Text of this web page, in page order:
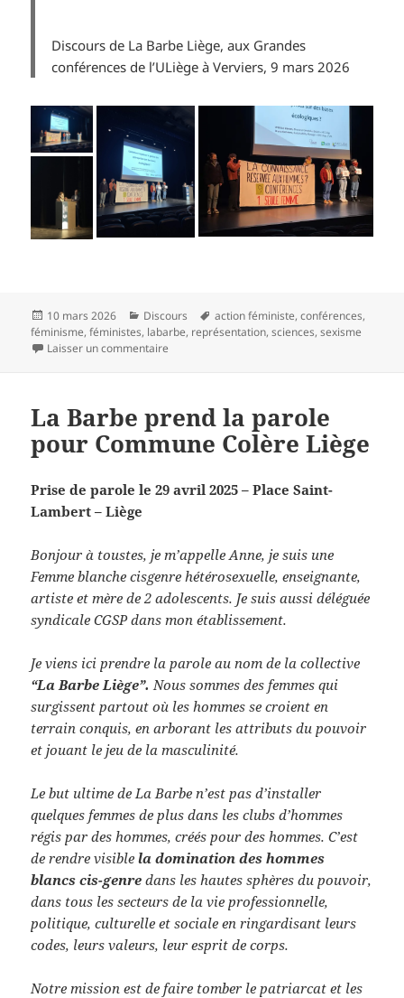
Discours de La Barbe Liège, aux Grandes
conférences de l’ULiège à Verviers, 9 mars 2026
10 mars 2026 Discours action féministe,conférences,
féminisme,féministes, labarbe, représentation,sciences,sexisme
Laisser un commentaire
La Barbe prend la parole
pour Commune Colère Liège
Prise de parole le 29 avril 2025 – Place Saint-
Lambert – Liège
Bonjour à toustes, je m’appelle Anne, je suis une
Femme blanche cisgenre hétérosexuelle, enseignante,
artiste et mère de 2 adolescents. Je suis aussi déléguée
syndicale CGSP dans mon établissement.
Je viens ici prendre la parole au nom de la collective
“La Barbe Liège”. Nous sommes des femmes qui
surgissent partout où les hommes se croient en
terrain conquis, en arborant les attributs du pouvoir
et jouant le jeu de la masculinité.
Le but ultime de La Barbe n’est pas d’installer
quelques femmes de plus dans les clubs d’hommes
régis par des hommes, créés pour des hommes. C’est
de rendre visiblela domination des hommes
blancs cis-genre dans les hautes sphères du pouvoir,
dans tous les secteurs de la vie professionnelle,
politique, culturelle et sociale en ringardisant leurs
codes, leurs valeurs, leur esprit de corps.
Notre mission est de faire tomber le patriarcat et les